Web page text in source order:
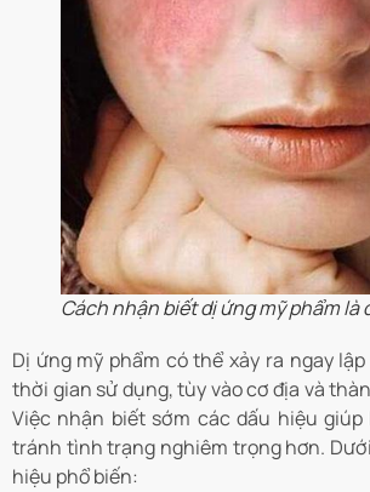
Cách nhận biết dị ứng mỹ phẩm là
Dị ứng mỹ phẩm có thể xảy ra ngay
thời gian sử dụng, tùy vào cơ địa và
Việc nhận biết sớm các dấu hiệu
tránh tình trạng nghiêm trọng hơn.
hiệu phổ biến: